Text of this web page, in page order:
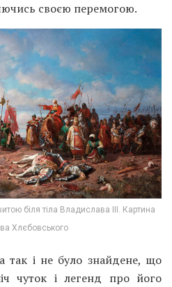
своєю перемогою.
біля тіла Владислава III. Картина
Хлєбовського
так і не було знайдене, що
чуток і легенд про його